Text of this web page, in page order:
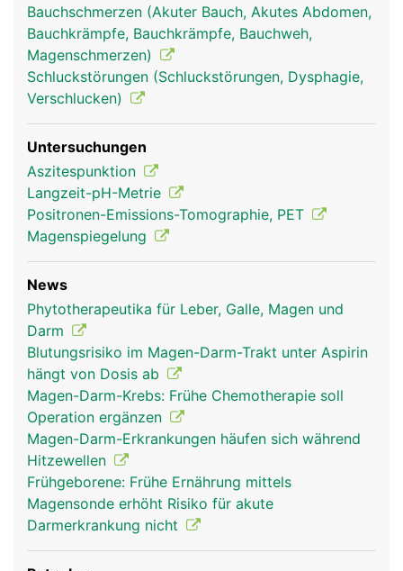
Bauchschmerzen (Akuter Bauch, Akutes Abdomen,
Bauchkrämpfe, Bauchkrämpfe, Bauchweh,
Magenschmerzen)
Schluckstörungen (Schluckstörungen, Dysphagie,
Verschlucken)
Untersuchungen
Aszitespunktion
Langzeit-pH-Metrie
Positronen-Emissions-Tomographie, PET
Magenspiegelung
News
Phytotherapeutika für Leber, Galle, Magen und
Darm
Blutungsrisiko im Magen-Darm-Trakt unter Aspirin
hängt von Dosis ab
Magen-Darm-Krebs: Frühe Chemotherapie soll
Operation ergänzen
Magen-Darm-Erkrankungen häufen sich während
Hitzewellen
Frühgeborene: Frühe Ernährung mittels
Magensonde erhöht Risiko für akute
Darmerkrankung nicht